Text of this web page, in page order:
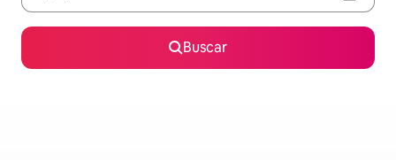
Buscar